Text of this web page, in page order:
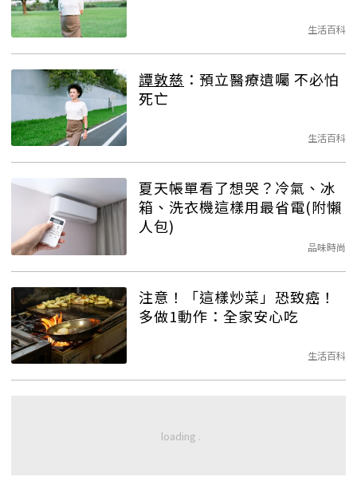
生活百科
譚敦慈 ：預立醫療遺囑 不必怕
死亡
生活百科
夏天帳單看了想哭？冷氣、冰
箱、洗衣機這樣用最省電(附懶
人包)
品味時尚
注意！「這樣炒菜」恐致癌！
多做1動作：全家安心吃
生活百科